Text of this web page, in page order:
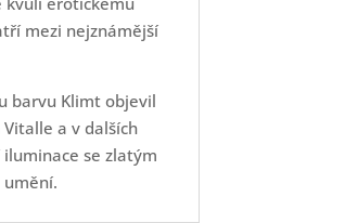
mezi nejznámější
barvu Klimt objevil
a v dalších
se zlatým